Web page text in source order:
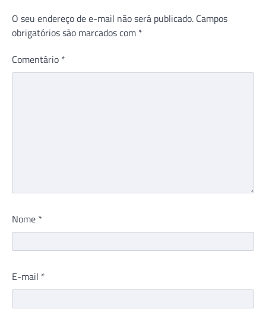
O seu endereço de e-mail não será publicado. Campos
obrigatórios são marcados com *
Comentário *
Nome *
E-mail *